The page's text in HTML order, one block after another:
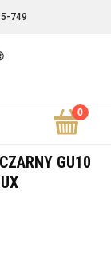
749
GU10